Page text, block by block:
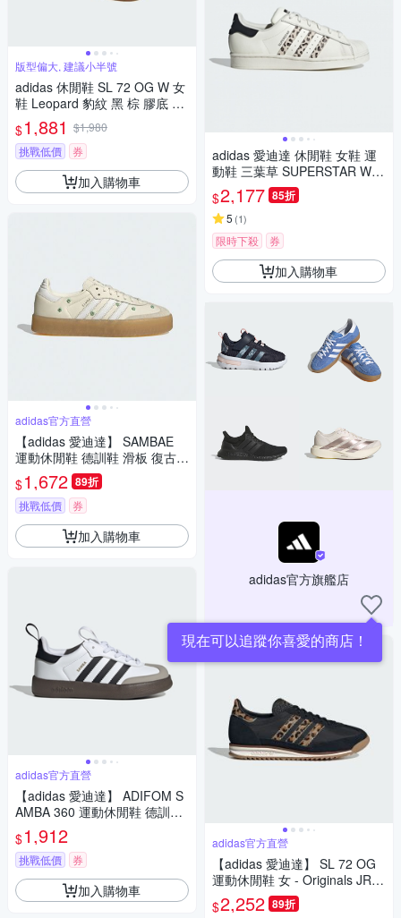
版型偏大, 建議小半號
adidas 休閒鞋 SL 72 OG W 女
鞋 Leopard 豹紋 黑 棕 膠底 復
古 愛迪達 JR1640
$1,881 $1,980
挑戰低價
券
加入購物車
adidas官方直營
【adidas 愛迪達】 SAMBAE
運動休閒鞋 德訓鞋 滑板 復古
女鞋 - Originals JS3953
$1,672 89折
挑戰低價 券
加入購物車
adidas官方直營
【adidas 愛迪達】 ADIFOM S
AMBA 360 運動休閒鞋 德訓鞋
滑板 復古 童鞋 - Originals IH3
505
$1,912
挑戰低價 券
加入購物車
adidas 愛迪達 休閒鞋 女鞋 運
動鞋 三葉草 SUPERSTAR W
白 IF7615
$2,177 85折
5 (1)
限時下殺 券
加入購物車
adidas官方旗艦店
現在可以追蹤你喜愛的商店！
adidas官方直營
【adidas 愛迪達】 SL 72 OG
運動休閒鞋 女 - Originals JR16
40
$2,252 89折